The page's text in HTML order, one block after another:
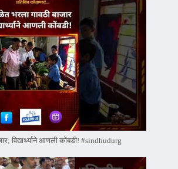
विद्यार्थ्याने आणली कोंबडी! #sindhudurg